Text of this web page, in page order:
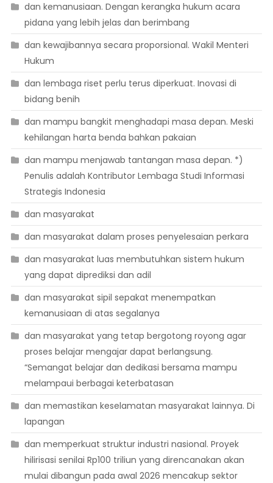
dan kemanusiaan. Dengan kerangka hukum acara
pidana yang lebih jelas dan berimbang
dan kewajibannya secara proporsional. Wakil Menteri
Hukum
dan lembaga riset perlu terus diperkuat. Inovasi di
bidang benih
dan mampu bangkit menghadapi masa depan. Meski
kehilangan harta benda bahkan pakaian
dan mampu menjawab tantangan masa depan. *)
Penulis adalah Kontributor Lembaga Studi Informasi
Strategis Indonesia
dan masyarakat
dan masyarakat dalam proses penyelesaian perkara
dan masyarakat luas membutuhkan sistem hukum
yang dapat diprediksi dan adil
dan masyarakat sipil sepakat menempatkan
kemanusiaan di atas segalanya
dan masyarakat yang tetap bergotong royong agar
proses belajar mengajar dapat berlangsung.
“Semangat belajar dan dedikasi bersama mampu
melampaui berbagai keterbatasan
dan memastikan keselamatan masyarakat lainnya. Di
lapangan
dan memperkuat struktur industri nasional. Proyek
hilirisasi senilai Rp100 triliun yang direncanakan akan
mulai dibangun pada awal 2026 mencakup sektor